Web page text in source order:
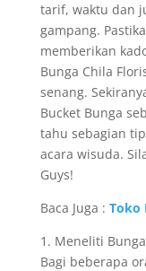
tarif, waktu dan
gampang.
memberikan
Bunga Chila
senang.
Bucket Bunga
tahu sebagian
acara wisuda.
Guys!
Baca Juga : Toko
1. Meneliti
Bagi beberapa